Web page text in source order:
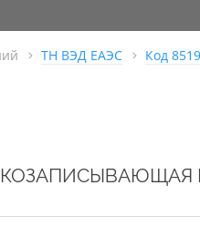
ТН ВЭД ЕАЭС Код 8519